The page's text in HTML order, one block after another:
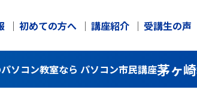
初めての方へ 講座紹介 受講生の声
ソコン教室なら パソコン市民講座茅ヶ